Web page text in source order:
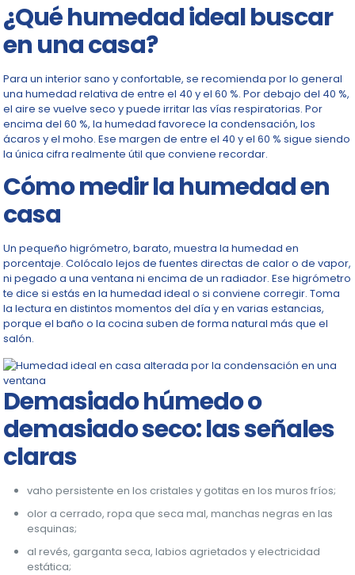
¿Qué humedad ideal buscar
en una casa?
Para un interior sano y confortable, se recomienda por lo general
una humedad relativa de entre el 40 y el 60 %. Por debajo del 40 %,
el aire se vuelve seco y puede irritar las vías respiratorias. Por
encima del 60 %, la humedad favorece la condensación, los
ácaros y el moho. Ese margen de entre el 40 y el 60 % sigue siendo
la única cifra realmente útil que conviene recordar.
Cómo medir la humedad en
casa
Un pequeño higrómetro, barato, muestra la humedad en
porcentaje. Colócalo lejos de fuentes directas de calor o de vapor,
ni pegado a una ventana ni encima de un radiador. Ese higrómetro
te dice si estás en la humedad ideal o si conviene corregir. Toma
la lectura en distintos momentos del día y en varias estancias,
porque el baño o la cocina suben de forma natural más que el
salón.
Demasiado húmedo o
demasiado seco: las señales
claras
vaho persistente en los cristales y gotitas en los muros fríos;
olor a cerrado, ropa que seca mal, manchas negras en las
esquinas;
al revés, garganta seca, labios agrietados y electricidad
estática;